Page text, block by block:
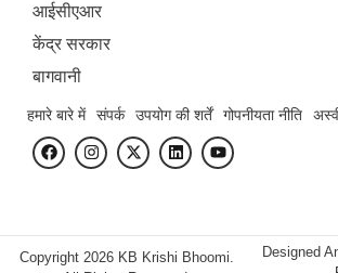
आईसीएआर
केंद्र सरकार
बागवानी
हमारे बारे में संपर्क उपयोग की शर्तें गोपनीयता नीति
Copyright 2026 KB Krishi Bhoomi.
Designed